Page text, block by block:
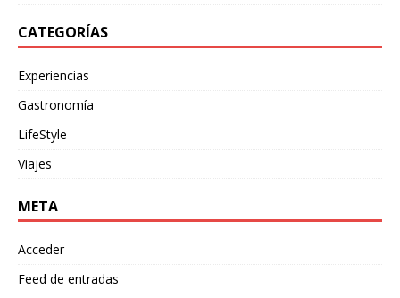
CATEGORÍAS
Experiencias
Gastronomía
LifeStyle
Viajes
META
Acceder
Feed de entradas